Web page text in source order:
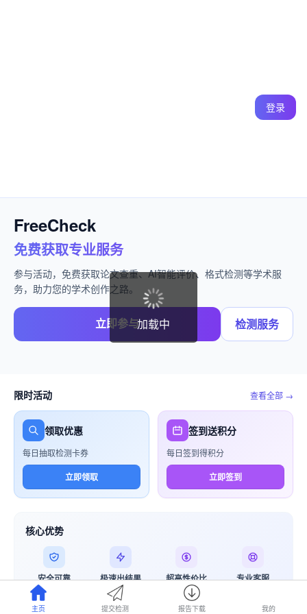
登录
FreeCheck
免费获取专业服务
参与活动，免费获取论文查重、AI智能评价、格式检测等学术服
务，助力您的学术创作之路。
立即参与 检测服务
限时活动 查看全部 →
领取优惠
每日抽取检测卡券
立即领取
签到送积分
每日签到得积分
立即签到
核心优势
安全可靠
官方检测
极速出结果
10分钟完成
超高性价比
价格透明
专业客服
主页
提交检测 报告下载 我的
加载中